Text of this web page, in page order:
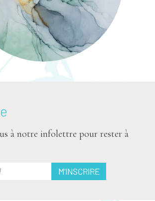
à notre infolettre pour rester à